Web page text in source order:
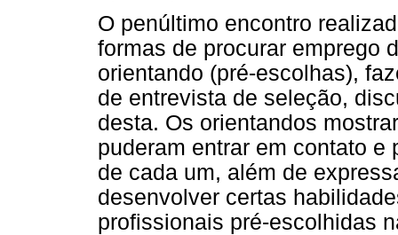
O penúltimo encontro
formas de procurar emprego
orientando (pré-escolhas),
de entrevista de seleção,
desta. Os orientandos
puderam entrar em contato
de cada um, além de
desenvolver certas
profissionais pré-escolhidas